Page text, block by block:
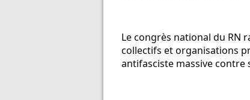
Le congrès national du RN
collectifs et organisations
antifasciste massive contre